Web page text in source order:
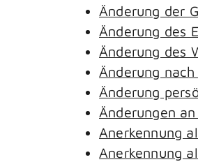
Änderung der
Änderung des
Änderung des
Änderung
Änderung
Änderungen
Anerkennung
Anerkennung